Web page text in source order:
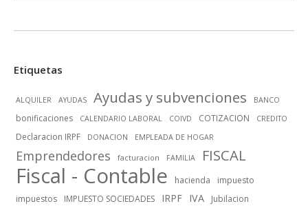
Etiquetas
ALQUILER AYUDAS Ayudas y subvenciones BANCO
bonificaciones CALENDARIO LABORAL COIVD COTIZACION CREDITO
Declaracion IRPF DONACION EMPLEADA DE HOGAR
Emprendedores facturacion FAMILIA FISCAL
Fiscal - Contable hacienda
impuesto
impuestos
IMPUESTO SOCIEDADES IRPF IVA Jubilacion